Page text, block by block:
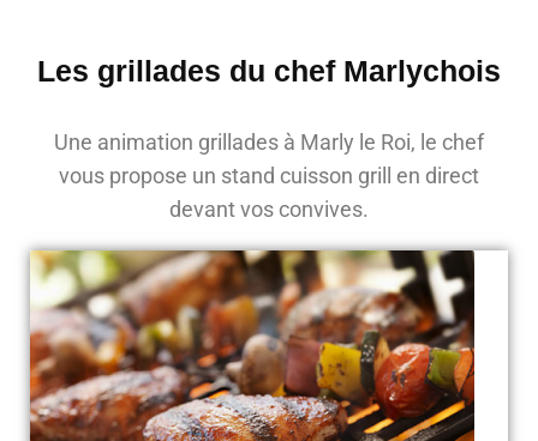
Les grillades du chef Marlychois
Une animation grillades à Marly le Roi, le chef
vous propose un stand cuisson grill en direct
devant vos convives.